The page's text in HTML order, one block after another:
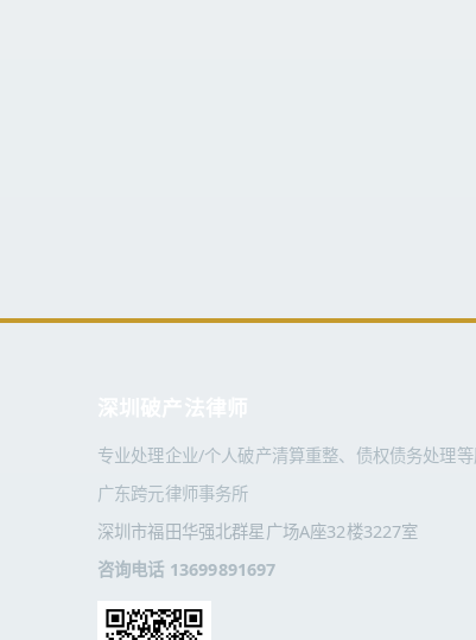
专业处理企业/个人破产清算重整、债权债务处理等
广东跨元律师事务所
深圳市福田华强北群星广场A座32楼3227室
咨询电话 13699891697